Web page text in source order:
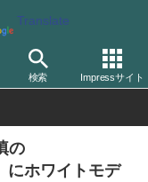
Translate
検索 Impressサイト
メラ その他
の
にホワイトモデ